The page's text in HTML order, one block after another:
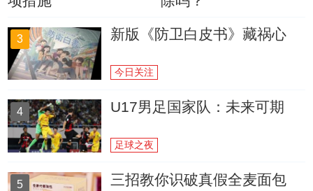
3 新版《防卫白皮书》藏祸心
今日关注
4 U17男足国家队：未来可期
足球之夜
5 三招教你识破真假全麦面包